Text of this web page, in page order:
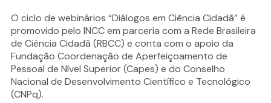
O ciclo de webinários “Diálogos em Ciência Cidadã” é
promovido pelo INCC em parceria com a Rede Brasileira
de Ciência Cidadã (RBCC) e conta com o apoio da
Fundação Coordenação de Aperfeiçoamento de
Pessoal de Nível Superior (Capes) e do Conselho
Nacional de Desenvolvimento Científico e Tecnológico
(CNPq).